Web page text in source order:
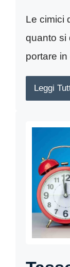
Le cimici
quanto si
portare
Leggi